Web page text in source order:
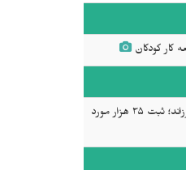
جنگ و آوارگی بنیان خانواده‌ها را لرزاند؛ ثبت ۳۵ هزار مورد